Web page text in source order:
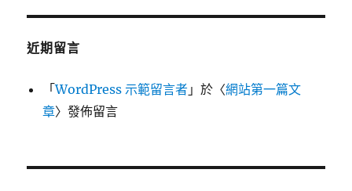
近期留言
「WordPress 示範留言者 」於〈網站第一篇文
章〉發佈留言